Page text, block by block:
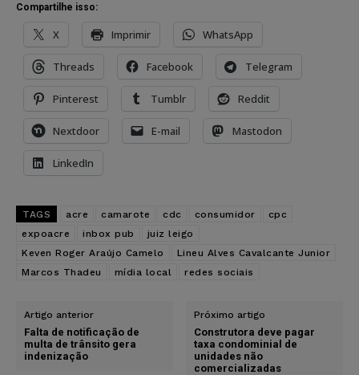
Compartilhe isso:
X Imprimir WhatsApp
Threads Facebook Telegram
Pinterest Tumblr Reddit
Nextdoor E-mail Mastodon
LinkedIn
TAGS acre camarote cdc consumidor
cpc
expoacre
inbox pub
juiz leigo
Keven Roger Araújo Camelo
Lineu Alves Cavalcante Junior
Marcos Thadeu
mídia local redes sociais
Artigo anterior
Falta de notificação de
multa de trânsito gera
indenização
Próximo artigo
Construtora deve pagar
taxa condominial de
unidades não
comercializadas